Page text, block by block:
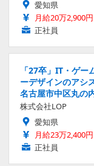
愛知県
月給20万2,900
正社員
「27卒」IT・ゲ
ーデザインのアシ
名古屋市中区丸の
株式会社LOP
愛知県
月給23万2,400
正社員